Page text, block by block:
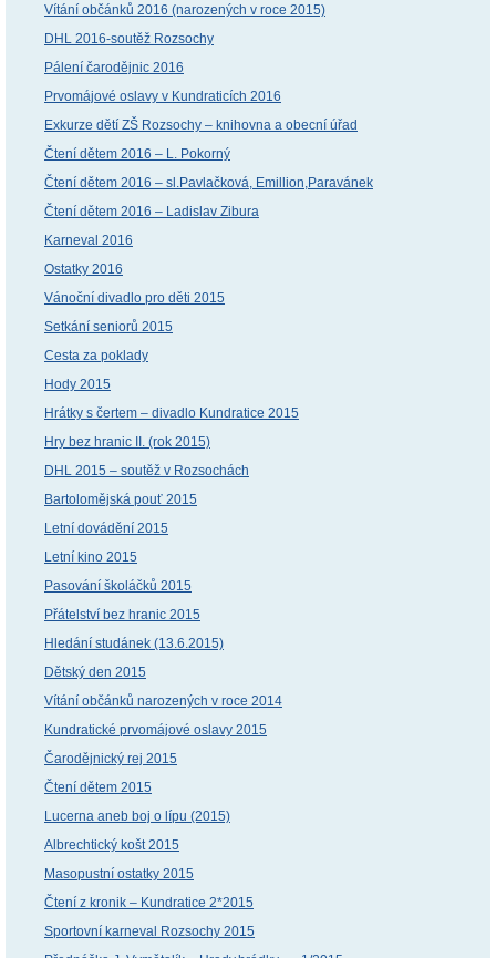
Vítání občánků 2016 (narozených v roce 2015)
DHL 2016-soutěž Rozsochy
Pálení čarodějnic 2016
Prvomájové oslavy v Kundraticích 2016
Exkurze dětí ZŠ Rozsochy – knihovna a obecní úřad
Čtení dětem 2016 – L. Pokorný
Čtení dětem 2016 – sl.Pavlačková, Emillion,Paravánek
Čtení dětem 2016 – Ladislav Zibura
Karneval 2016
Ostatky 2016
Vánoční divadlo pro děti 2015
Setkání seniorů 2015
Cesta za poklady
Hody 2015
Hrátky s čertem – divadlo Kundratice 2015
Hry bez hranic II. (rok 2015)
DHL 2015 – soutěž v Rozsochách
Bartolomějská pouť 2015
Letní dovádění 2015
Letní kino 2015
Pasování školáčků 2015
Přátelství bez hranic 2015
Hledání studánek (13.6.2015)
Dětský den 2015
Vítání občánků narozených v roce 2014
Kundratické prvomájové oslavy 2015
Čarodějnický rej 2015
Čtení dětem 2015
Lucerna aneb boj o lípu (2015)
Albrechtický košt 2015
Masopustní ostatky 2015
Čtení z kronik – Kundratice 2*2015
Sportovní karneval Rozsochy 2015